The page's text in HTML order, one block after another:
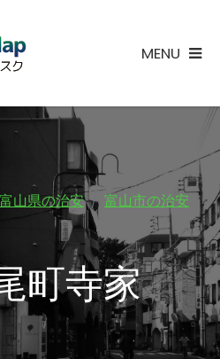
MENU
富山県の治安
富山市の治安
町寺家